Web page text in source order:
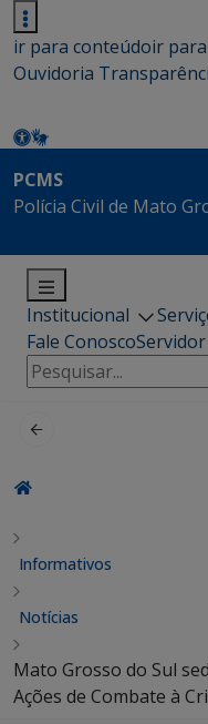
ir para conteúdoir
Ouvidoria
PCMS
Polícia Civil de Mato
Institucional
Fale ConoscoServidor
Pesquisar
por:
Informativos
Notícias
Mato Grosso do Sul
Ações de Combate à